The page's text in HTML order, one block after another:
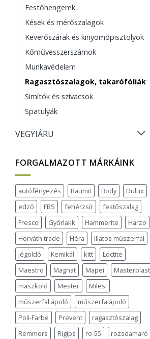
Festőhengerek
Kések és mérőszalagok
Keverőszárak és kinyomópisztolyok
Kőművesszerszámok
Munkavédelem
Ragasztószalagok, takarófóliák
Simítók és szivacsok
Spatulyák
VEGYIÁRU
FORGALMAZOTT MÁRKÁINK
autófényezés Baumit Body
Dulux
edző
FBS fehérzsír
festőszalag
Fresco
Győrlakk Hammerite
Harzo
Horváth trade
Héra
illatos műszerfal
jégoldó
Kemikál kitt
Loctite
Maestro
Magnat Mapei
Masterplast
maszkoló
Mester
Milesi
műszerfal ápoló
műszerfalápoló
Poli-Farbe
Prevent
ragasztószalag
Remmers
Rigips ro-55
rozsdamaró